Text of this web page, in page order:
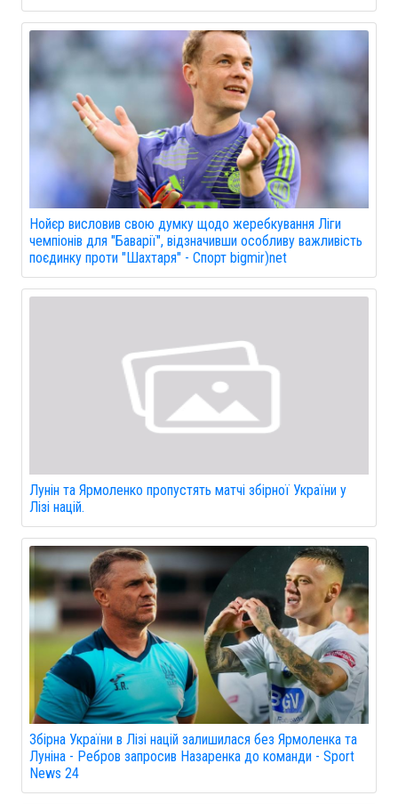
Нойєр висловив свою думку щодо жеребкування Ліги
чемпіонів для "Баварії", відзначивши особливу важливість
поєдинку проти "Шахтаря" - Спорт bigmir)net
Лунін та Ярмоленко пропустять матчі збірної України у
Лізі націй.
Збірна України в Лізі націй залишилася без Ярмоленка та
Луніна - Ребров запросив Назаренка до команди - Sport
News 24